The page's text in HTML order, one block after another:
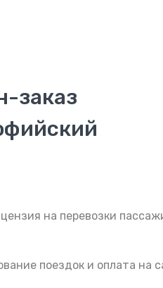
заказ
на перевозки
поездок и оплата на